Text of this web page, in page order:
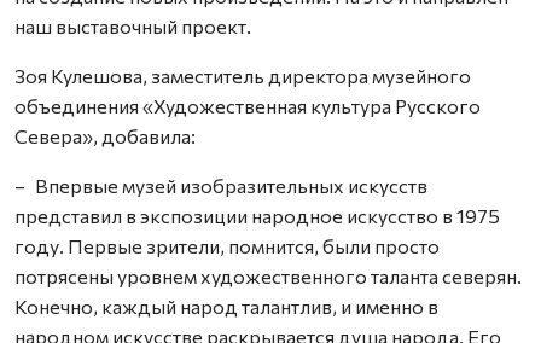
наш выставочный проект.
Зоя Кулешова, заместитель директора музейного
объединения «Художест­венная культура Русского
Севера», добавила:
– Впервые музей изобразительных искусств
представил в экспозиции народное искусство в 1975
году. Первые зрители, помнится, были просто
потрясены уровнем художественного таланта северян.
Конечно, каждый народ талантлив, и именно в
народном искусстве раскрывается душа народа. Его